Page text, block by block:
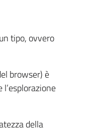
tipo, ovvero
browser) è
della